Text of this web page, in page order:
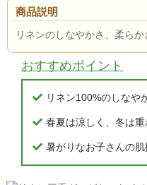
商品説明
リネンのしなやかさ、柔ら
おすすめポイント
リネン100%のしなや
春夏は涼しく、冬は
暑がりなお子さんの肌